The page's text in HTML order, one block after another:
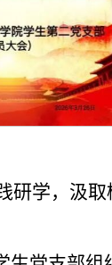
研学，汲取